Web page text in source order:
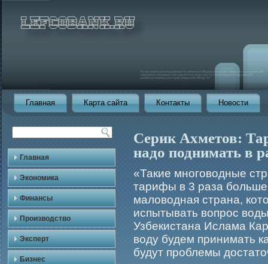
Главная Карта сайта Контакты Новости
Главная
Экономика
Финансы
Производство
Эксперт
Бизнес
Серик Ахметов:
надо поднимать в
«Такие многоводные
тарифы в 3 раза
маловодная страна,
испытывать вопрос
Узбекистана Ислама
воду будем принимать
будут проблемы